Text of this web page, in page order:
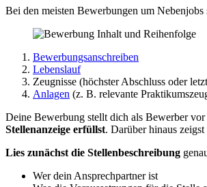
Bei den meisten Bewerbungen um Nebenjobs
Bewerbungsanschreiben
Lebenslauf
Zeugnisse (höchster Abschluss oder
Anlagen (z. B. relevante
Deine Bewerbung stellt dich als Bewerber vor
Stellenanzeige erfüllst. Darüber hinaus
Lies zunächst die Stellenbeschreibung
Wer dein Ansprechpartner ist